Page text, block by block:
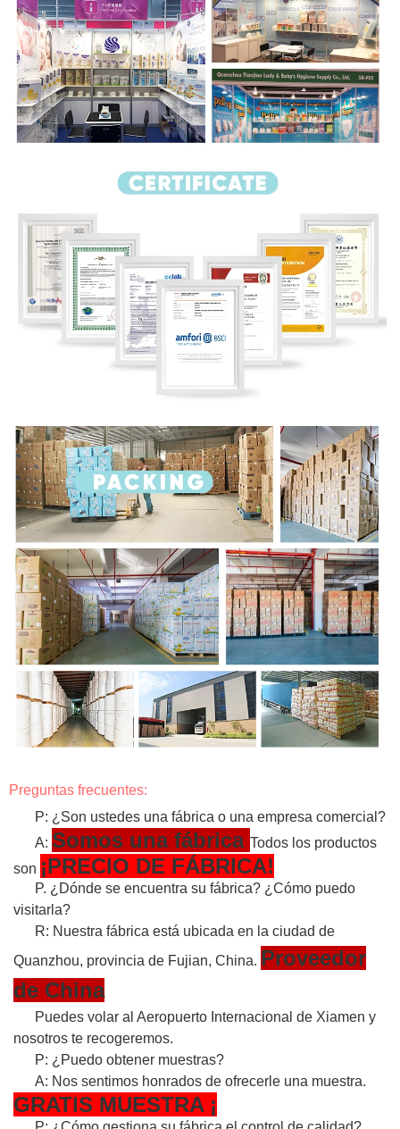
Preguntas frecuentes:
P: ¿Son ustedes una fábrica o una empresa comercial?
A: Somos una fábrica Todos los productos
son ¡PRECIO DE FÁBRICA!
P. ¿Dónde se encuentra su fábrica? ¿Cómo puedo
visitarla?
R: Nuestra fábrica está ubicada en la ciudad de
Quanzhou, provincia de Fujian, China. Proveedor
de China
Puedes volar al Aeropuerto Internacional de Xiamen y
nosotros te recogeremos.
P: ¿Puedo obtener muestras?
A: Nos sentimos honrados de ofrecerle una muestra.
GRATIS MUESTRA ¡